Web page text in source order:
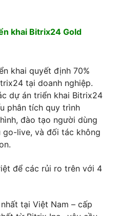
khai Bitrix24 Gold
khai quyết định 70%
tại doanh nghiệp.
dự án triển khai Bitrix24
phân tích quy trình
đào tạo người dùng
live, và đối tác không
để các rủi ro trên với 4
tại Việt Nam – cấp